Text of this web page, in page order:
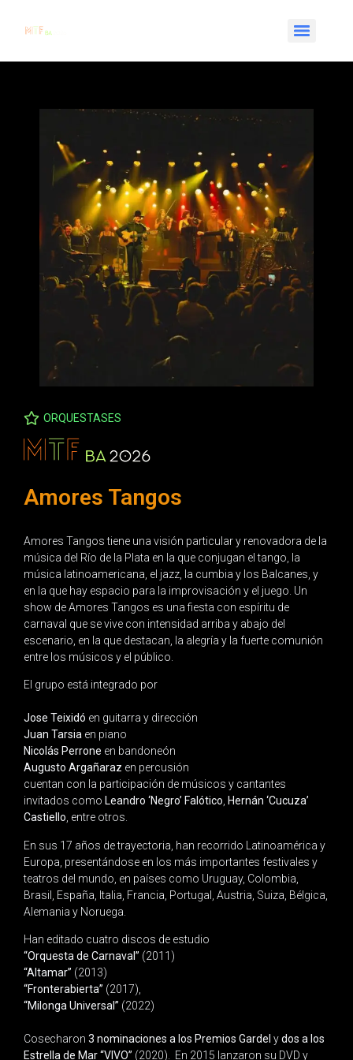
ORQUESTASES
Amores Tangos
Amores Tangos tiene una visión particular y renovadora de la
música del Río de la Plata en la que conjugan el tango, la
música latinoamericana, el jazz, la cumbia y los Balcanes, y
en la que hay espacio para la improvisación y el juego. Un
show de Amores Tangos es una fiesta con espíritu de
carnaval que se vive con intensidad arriba y abajo del
escenario, en la que destacan, la alegría y la fuerte comunión
entre los músicos y el público.
El grupo está integrado por
Jose Teixidó en guitarra y dirección
Juan Tarsia en piano
Nicolás Perrone en bandoneón
Augusto Argañaraz en percusión
cuentan con la participación de músicos y cantantes
invitados como Leandro ‘Negro’ Falótico, Hernán ‘Cucuza’
Castiello, entre otros.
En sus 17 años de trayectoria, han recorrido Latinoamérica y
Europa, presentándose en los más importantes festivales y
teatros del mundo, en países como Uruguay, Colombia,
Brasil, España, Italia, Francia, Portugal, Austria, Suiza, Bélgica,
Alemania y Noruega.
Han editado cuatro discos de estudio
“Orquesta de Carnaval” (2011)
“Altamar” (2013)
“Fronterabierta” (2017),
“Milonga Universal” (2022)
Cosecharon 3 nominaciones a los Premios Gardel ydos a los
Estrella de Mar “VIVO” (2020). En 2015 lanzaron su DVD y